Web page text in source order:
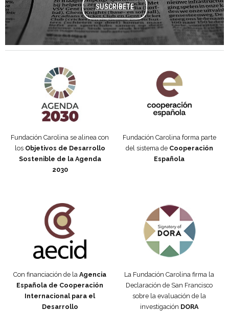
SUSCRÍBETE
Fundación Carolina se alinea con
los Objetivos de Desarrollo
Sostenible de la Agenda
2030
Fundación Carolina forma parte
del sistema de Cooperación
Española
Con financiación de la Agencia
Española de Cooperación
Internacional para el
Desarrollo
La Fundación Carolina firma la
Declaración de San Francisco
sobre la evaluación de la
investigación DORA